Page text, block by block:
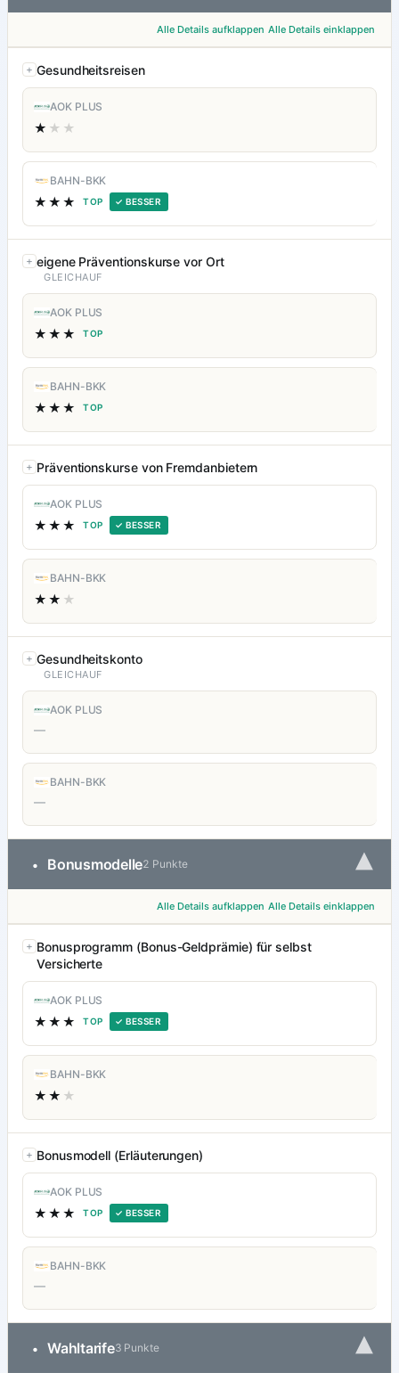
Alle Details aufklappen Alle Details einklappen
Gesundheitsreisen
AOK PLUS
★ ★★
BAHN-BKK
★★★ TOP ✓ BESSER
eigene Präventionskurse vor Ort
GLEICHAUF
AOK PLUS
★★★ TOP
BAHN-BKK
★★★ TOP
Präventionskurse von Fremdanbietern
AOK PLUS
★★★ TOP ✓ BESSER
BAHN-BKK
★★ ★
Gesundheitskonto
GLEICHAUF
AOK PLUS
—
BAHN-BKK
—
• Bonusmodelle2 Punkte ▾
Alle Details aufklappen Alle Details einklappen
Bonusprogramm (Bonus-Geldprämie) für selbst
Versicherte
AOK PLUS
★★★ TOP ✓ BESSER
BAHN-BKK
★★ ★
Bonusmodell (Erläuterungen)
AOK PLUS
★★★ TOP ✓ BESSER
BAHN-BKK
—
• Wahltarife3 Punkte ▾